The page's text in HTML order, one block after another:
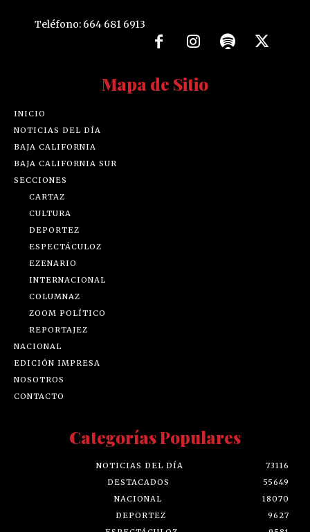
Teléfono: 664 681 6913
Mapa de Sitio
INICIO
NOTICIAS DEL DÍA
BAJA CALIFORNIA
BAJA CALIFORNIA SUR
SECCIONES
CARTAZ
CULTURA
DEPORTEZ
ESPECTÁCULOZ
EZENARIO
INTERNACIONAL
COLUMNAZ
ZOOM POLÍTICO
REPORTAJEZ
NACIONAL
EDICIÓN IMPRESA
NOSOTROS
CONTACTO
Categorías Populares
NOTICIAS DEL DÍA
73116
DESTACADOS
55649
NACIONAL
18070
DEPORTEZ
9627